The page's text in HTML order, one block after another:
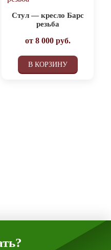
Стул — кресло Барс
резьба
от 8 000руб.
В КОРЗИНУ